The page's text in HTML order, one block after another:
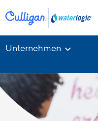
Unternehmen